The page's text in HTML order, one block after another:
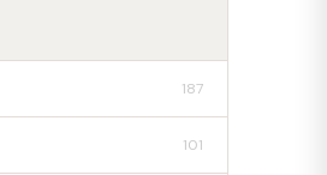
187
101